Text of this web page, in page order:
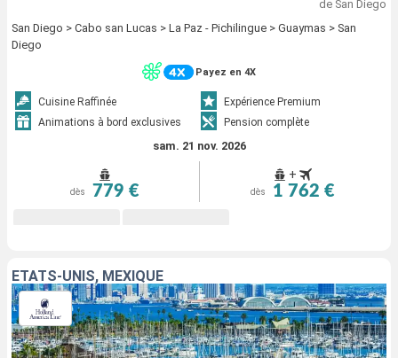
de San Diego
San Diego > Cabo san Lucas > La Paz - Pichilingue > Guaymas > San
Diego
Payez en 4X
Cuisine Raffinée
Expérience Premium
Animations à bord exclusives
Pension complète
sam. 21 nov. 2026
dès 779 €
+
dès 1 762 €
ÉTATS-UNIS, MEXIQUE